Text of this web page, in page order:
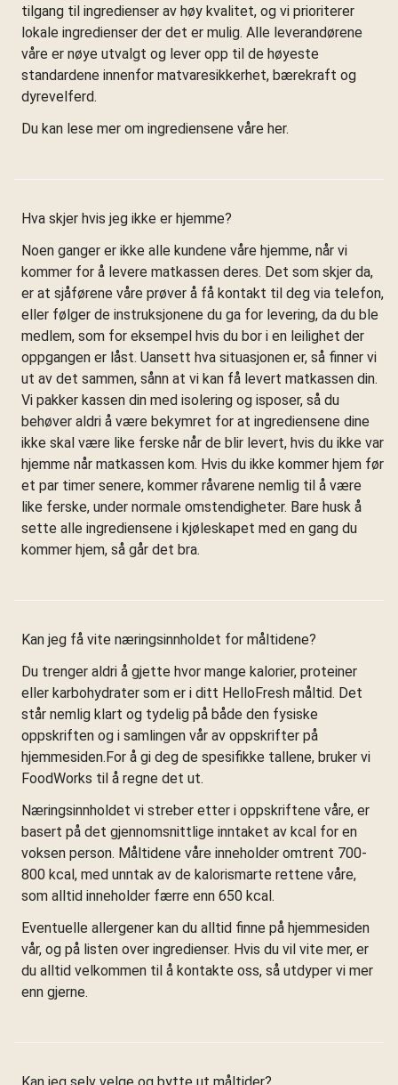
tilgang til ingredienser av høy kvalitet, og vi prioriterer
lokale ingredienser der det er mulig. Alle leverandørene
våre er nøye utvalgt og lever opp til de høyeste
standardene innenfor matvaresikkerhet, bærekraft og
dyrevelferd.
Du kan lese mer om ingrediensene våre her.
Hva skjer hvis jeg ikke er hjemme?
Noen ganger er ikke alle kundene våre hjemme, når vi
kommer for å levere matkassen deres. Det som skjer da,
er at sjåførene våre prøver å få kontakt til deg via telefon,
eller følger de instruksjonene du ga for levering, da du ble
medlem, som for eksempel hvis du bor i en leilighet der
oppgangen er låst. Uansett hva situasjonen er, så finner vi
ut av det sammen, sånn at vi kan få levert matkassen din.
Vi pakker kassen din med isolering og isposer, så du
behøver aldri å være bekymret for at ingrediensene dine
ikke skal være like ferske når de blir levert, hvis du ikke var
hjemme når matkassen kom. Hvis du ikke kommer hjem før
et par timer senere, kommer råvarene nemlig til å være
like ferske, under normale omstendigheter. Bare husk å
sette alle ingrediensene i kjøleskapet med en gang du
kommer hjem, så går det bra.
Kan jeg få vite næringsinnholdet for måltidene?
Du trenger aldri å gjette hvor mange kalorier, proteiner
eller karbohydrater som er i ditt HelloFresh måltid. Det
står nemlig klart og tydelig på både den fysiske
oppskriften og i samlingen vår av oppskrifter på
hjemmesiden.For å gi deg de spesifikke tallene, bruker vi
FoodWorks til å regne det ut.
Næringsinnholdet vi streber etter i oppskriftene våre, er
basert på det gjennomsnittlige inntaket av kcal for en
voksen person. Måltidene våre inneholder omtrent 700-
800 kcal, med unntak av de kalorismarte rettene våre,
som alltid inneholder færre enn 650 kcal.
Eventuelle allergener kan du alltid finne på hjemmesiden
vår, og på listen over ingredienser. Hvis du vil vite mer, er
du alltid velkommen til å kontakte oss, så utdyper vi mer
enn gjerne.
Kan jeg selv velge og bytte ut måltider?